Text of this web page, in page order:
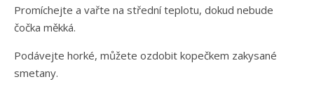
Promíchejte a vařte na střední teplotu, dokud nebude
čočka měkká.
Podávejte horké, můžete ozdobit kopečkem zakysané
smetany.